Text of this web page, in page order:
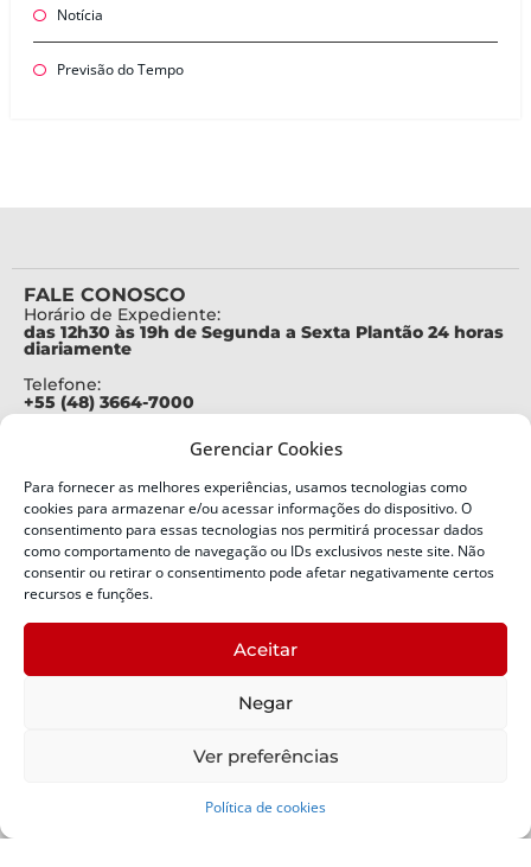
Gerenciar Cookies
Para fornecer as melhores experiências, usamos tecnologias como
cookies para armazenar e/ou acessar informações do dispositivo. O
consentimento para essas tecnologias nos permitirá processar dados
como comportamento de navegação ou IDs exclusivos neste site. Não
consentir ou retirar o consentimento pode afetar negativamente certos
recursos e funções.
Aceitar
Negar
Ver preferências
Política de cookies
Notícia
Previsão do Tempo
FALE CONOSCO
Horário de Expediente:
das 12h30 às 19h de Segunda a Sexta Plantão 24 horas
diariamente
Telefone:
+55 (48) 3664-7000
Alertas Defesa Civil:
SMS 40199
ENDEREÇO
Defesa Civil do Estado de Santa Catarina
Av. Ivo Silveira, nº 2320
Bairro:
Capoeiras, Florianópolis, SC
Política de Privacidade